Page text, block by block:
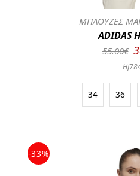
ΜΠΛΟΥΖΕΣ
ADIDAS
55.00€
34 36
-33%